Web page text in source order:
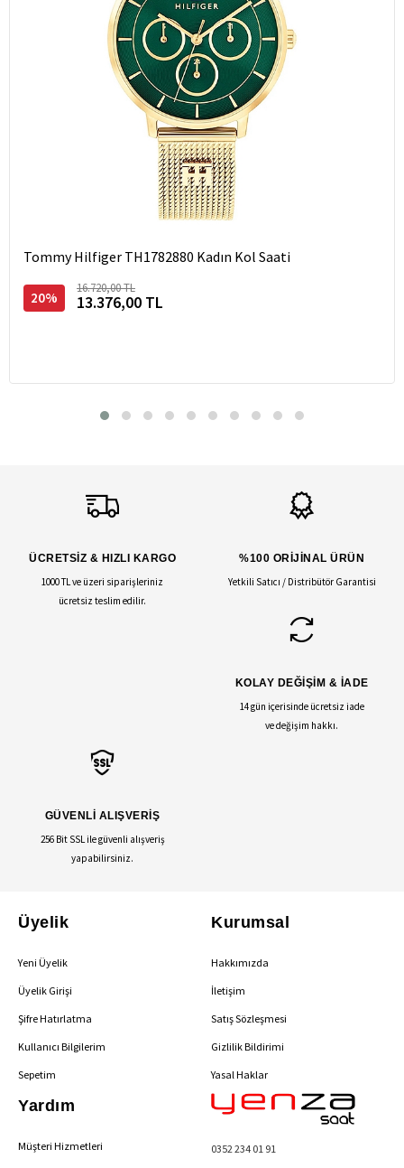
Tommy Hilfiger TH1782880 Kadın Kol Saati
20%
16.720,00 TL
13.376,00 TL
ÜCRETSİZ & HIZLI KARGO
1000 TL ve üzeri siparişleriniz
ücretsiz teslim edilir.
%100 ORİJİNAL ÜRÜN
Yetkili Satıcı / Distribütör Garantisi
KOLAY DEĞİŞİM & İADE
14 gün içerisinde ücretsiz iade
ve değişim hakkı.
GÜVENLİ ALIŞVERİŞ
256 Bit SSL ile güvenli alışveriş
yapabilirsiniz.
Üyelik
Yeni Üyelik
Üyelik Girişi
Şifre Hatırlatma
Kullanıcı Bilgilerim
Sepetim
Kurumsal
Hakkımızda
İletişim
Satış Sözleşmesi
Gizlilik Bildirimi
Yasal Haklar
Yardım
Müşteri Hizmetleri 0352 234 01 91